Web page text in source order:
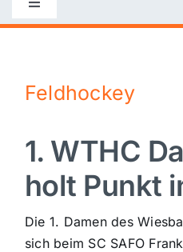
Toggle
Navigation
Nachrichten
Politik
Wirtschaft
Feldhockey
1. WTHC
holt Punkt
Die 1. Damen des
sich beim SC SAFO